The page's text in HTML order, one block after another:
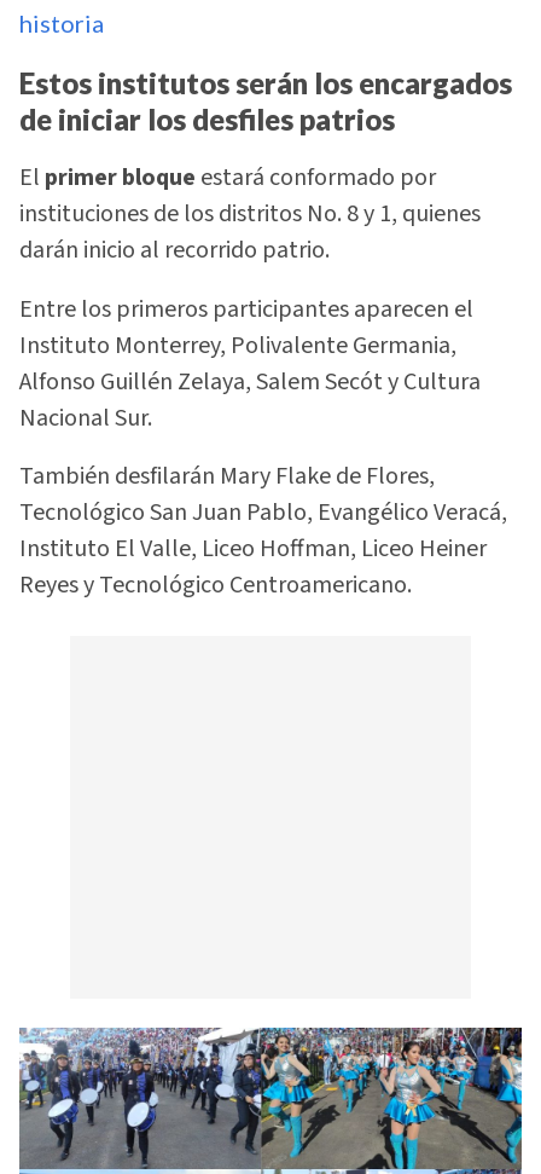
historia
Estos institutos serán los encargados
de iniciar los desfiles patrios
El primer bloque estará conformado por
instituciones de los distritos No. 8 y 1, quienes
darán inicio al recorrido patrio.
Entre los primeros participantes aparecen el
Instituto Monterrey, Polivalente Germania,
Alfonso Guillén Zelaya, Salem Secót y Cultura
Nacional Sur.
También desfilarán Mary Flake de Flores,
Tecnológico San Juan Pablo, Evangélico Veracá,
Instituto El Valle, Liceo Hoffman, Liceo Heiner
Reyes y Tecnológico Centroamericano.